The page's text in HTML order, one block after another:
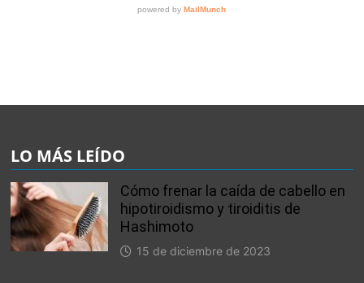
LO MÁS LEÍDO
Cómo frenar la caída de cabello en
hipotiroidismo y tiroiditis de
Hashimoto
15 de diciembre de 2023